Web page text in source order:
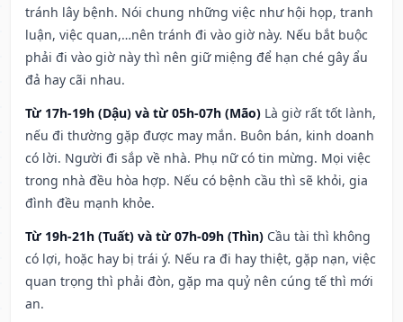
tránh lây bệnh. Nói chung những việc như hội họp, tranh
luận, việc quan,…nên tránh đi vào giờ này. Nếu bắt buộc
phải đi vào giờ này thì nên giữ miệng để hạn ché gây ẩu
đả hay cãi nhau.
Từ 17h-19h (Dậu) và từ 05h-07h (Mão) Là giờ rất tốt lành,
nếu đi thường gặp được may mắn. Buôn bán, kinh doanh
có lời. Người đi sắp về nhà. Phụ nữ có tin mừng. Mọi việc
trong nhà đều hòa hợp. Nếu có bệnh cầu thì sẽ khỏi, gia
đình đều mạnh khỏe.
Từ 19h-21h (Tuất) và từ 07h-09h (Thìn) Cầu tài thì không
có lợi, hoặc hay bị trái ý. Nếu ra đi hay thiệt, gặp nạn, việc
quan trọng thì phải đòn, gặp ma quỷ nên cúng tế thì mới
an.